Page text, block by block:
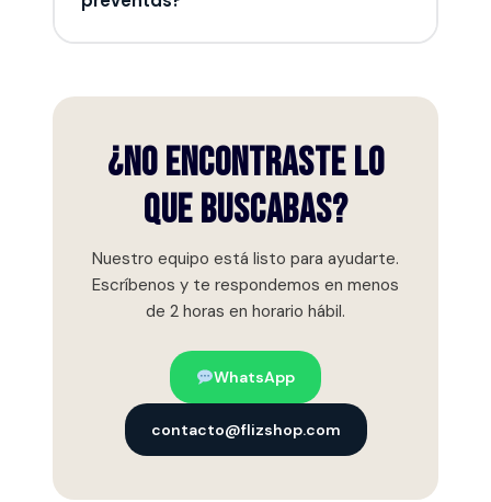
intervenciones de terceros o daños por
lanzamientos exclusivos.
¿No encontraste lo
que buscabas?
Nuestro equipo está listo para ayudarte.
Escríbenos y te respondemos en menos
de 2 horas en horario hábil.
WhatsApp
contacto@flizshop.com